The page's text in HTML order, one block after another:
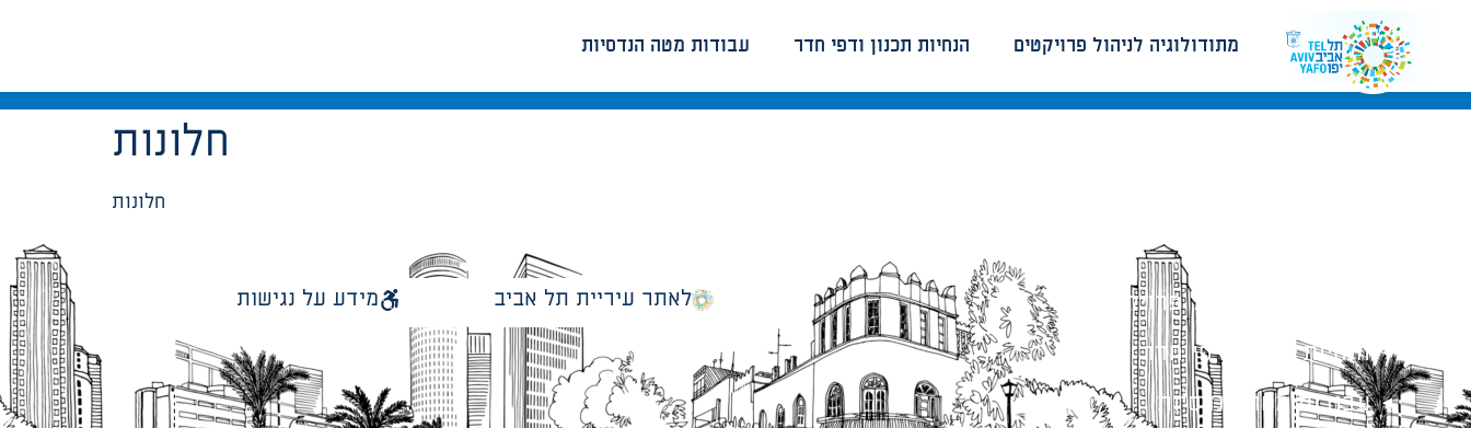
עבודות מטה הנדסיות הנחיות תכנון ודפי חדר מתודולוגיה לניהול פרויקטים
חלונות
חלונות
עבודות מטה הנדסיות
הנחיות תכנון ודפי חדר
מתודולוגיה לניהול פרויקטים לאתר עיריית תל אביב מידע על נגישות